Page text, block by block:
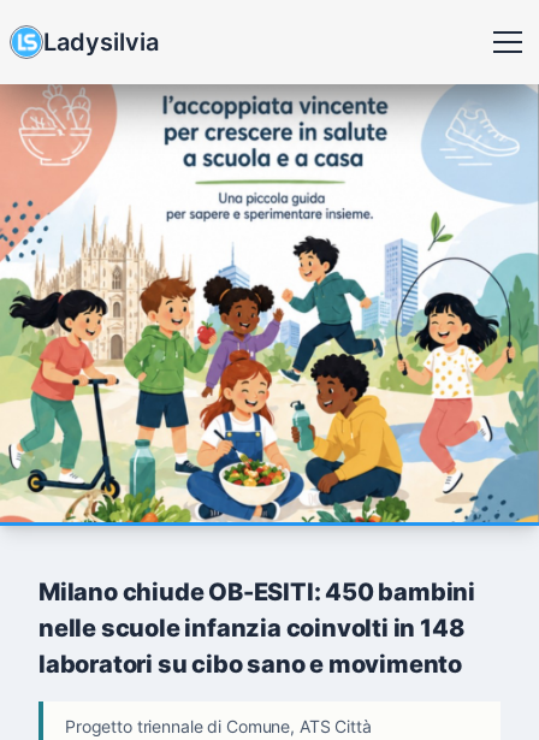
Ladysilvia
Milano chiude OB-ESITI: 450 bambini
nelle scuole infanzia coinvolti in 148
laboratori su cibo sano e movimento
Progetto triennale di Comune, ATS Città